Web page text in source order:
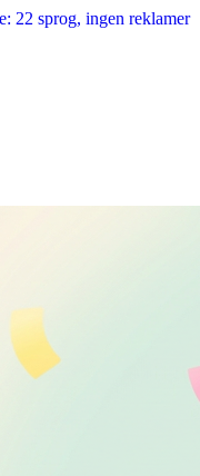
22 sprog, ingen reklamer